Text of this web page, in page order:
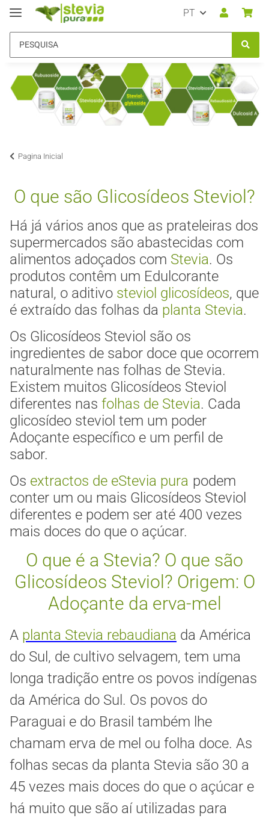
PT
Pagina Inicial
O que são Glicosídeos Steviol?
Há já vários anos que as prateleiras dos
supermercados são abastecidas com
alimentos adoçados com Stevia. Os
produtos contêm um Edulcorante
natural, o aditivo steviol glicosídeos, que
é extraído das folhas da planta Stevia.
Os Glicosídeos Steviol são os
ingredientes de sabor doce que ocorrem
naturalmente nas folhas de Stevia.
Existem muitos Glicosídeos Steviol
diferentes nas folhas de Stevia. Cada
glicosídeo steviol tem um poder
Adoçante específico e um perfil de
sabor.
Os extractos de eStevia pura podem
conter um ou mais Glicosídeos Steviol
diferentes e podem ser até 400 vezes
mais doces do que o açúcar.
O que é a Stevia? O que são
Glicosídeos Steviol? Origem: O
Adoçante da erva-mel
A planta Stevia rebaudiana da América
do Sul, de cultivo selvagem, tem uma
longa tradição entre os povos indígenas
da América do Sul. Os povos do
Paraguai e do Brasil também lhe
chamam erva de mel ou folha doce. As
folhas secas da planta Stevia são 30 a
45 vezes mais doces do que o açúcar e
há muito que são aí utilizadas para